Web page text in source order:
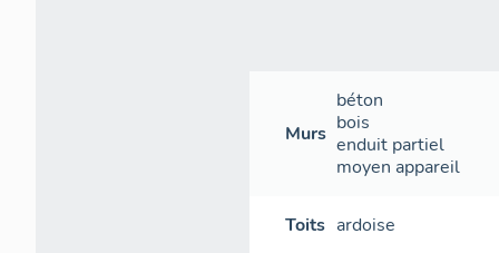
Murs
béton
bois
enduit partiel
moyen appareil
Toits ardoise